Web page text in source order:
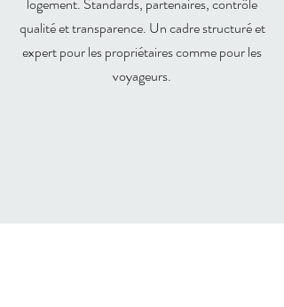
qualité et transparence. Un cadre structuré et
expert pour les propriétaires comme pour les
voyageurs.